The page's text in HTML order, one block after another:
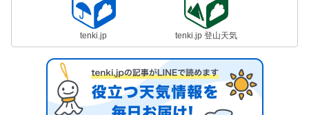
tenki.jp tenki.jp 登山天気